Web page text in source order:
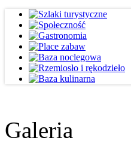
Galeria